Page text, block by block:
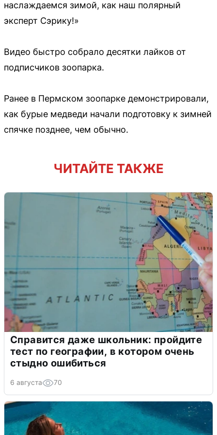
наслаждаемся зимой, как наш полярный
эксперт Сэрику!»
Видео быстро собрало десятки лайков от
подписчиков зоопарка.
Ранее в Пермском зоопарке демонстрировали,
как бурые медведи начали подготовку к зимней
спячке позднее, чем обычно.
ЧИТАЙТЕ ТАКЖЕ
Справится даже школьник: пройдите
тест по географии, в котором очень
стыдно ошибиться
6 августа 70